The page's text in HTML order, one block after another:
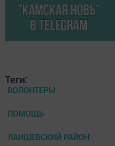
Теги:
ВОЛОНТЕРЫ
ПОМОЩЬ
ЛАИШЕВСКИЙ РАЙОН